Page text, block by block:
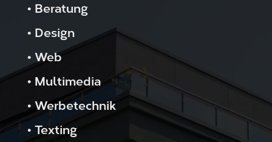
•Beratung
•Design
•Web
•Multimedia
•Werbetechnik
•Texting